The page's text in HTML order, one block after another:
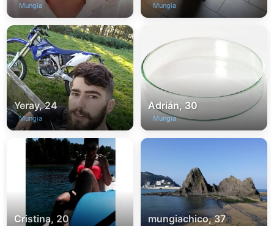
Mungia Mungia
Yeray, 24
Mungia
Adrián, 30
Mungia
Cristina, 20 mungiachico, 37